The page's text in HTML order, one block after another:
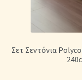
Σετ Σεντόνια